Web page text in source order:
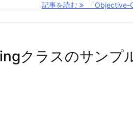
記事を読む 「Objective-
クラスのサンプ